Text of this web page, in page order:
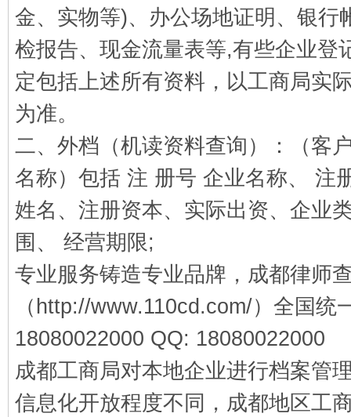
金、实物等)、办公场地证明、银行
检报告、现金流量表等,有些企业登
定包括上述所有资料，以工商局实
为准。
二、外档（机读资料查询）：（客
名称）包括 注 册号 企业名称、
注
姓名、注册资本、实际出资、企业
围、
经营期限;
专业服务铸造专业品牌，成都律师
（ http://www.110cd.com/）全国统
18080022000 QQ: 18080022000
成都工商局对本地企业进行档案管
信息化开放程度不同，成都地区工